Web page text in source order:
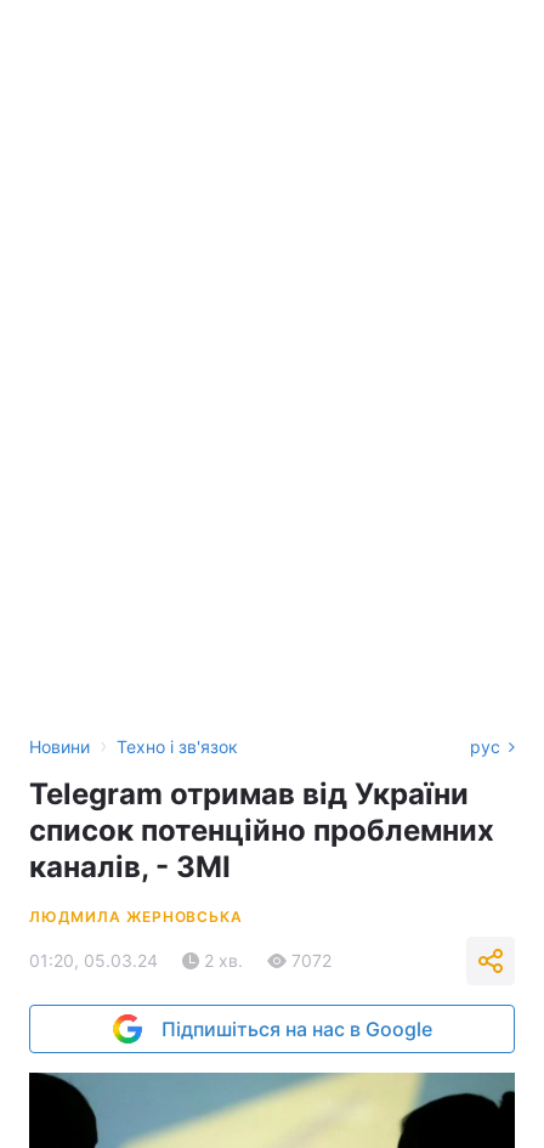
Новини › Техно і зв'язок рус
Telegram отримав від України
список потенційно проблемних
каналів, - ЗМІ
ЛЮДМИЛА ЖЕРНОВСЬКА
01:20, 05.03.24 2 хв. 7072
Підпишіться на нас в Google